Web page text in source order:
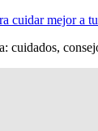
cuidar mejor a
cuidados,